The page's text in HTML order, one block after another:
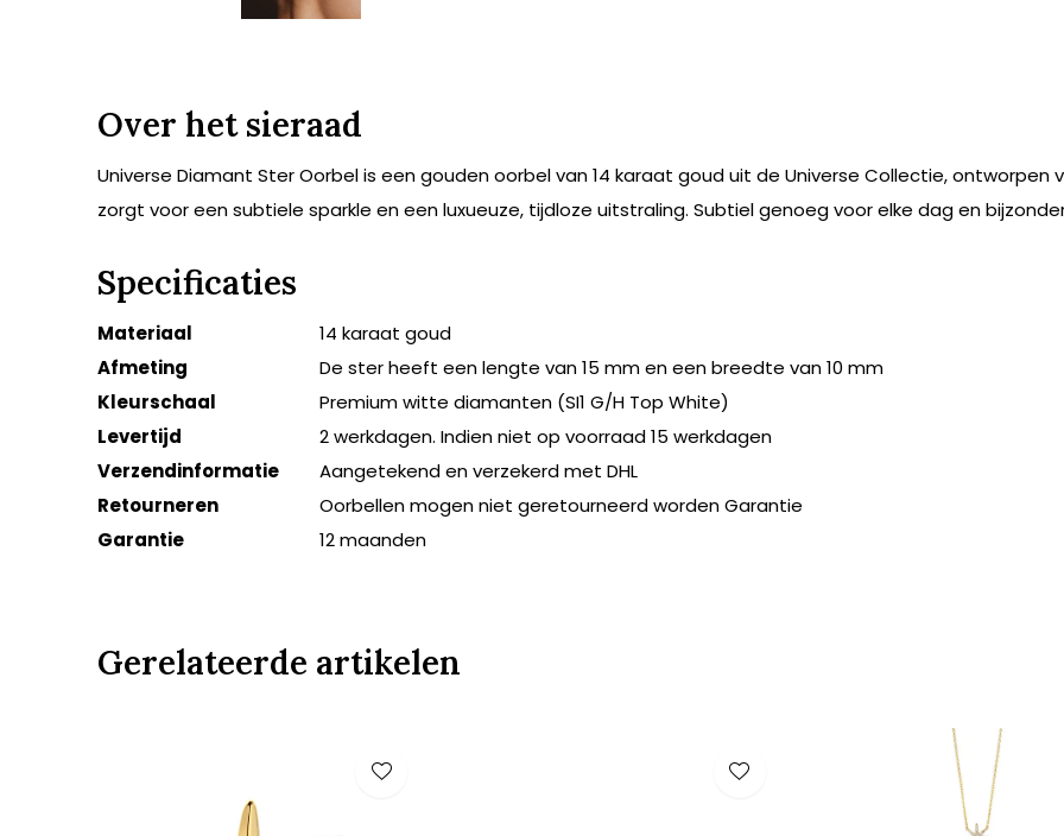
Over het sieraad
Universe Diamant Ster Oorbel is een gouden oorbel van 14 karaat goud uit de Universe Collectie,
zorgt voor een subtiele sparkle en een luxueuze, tijdloze uitstraling. Subtiel genoeg voor elke dag en
Specificaties
Materiaal
14 karaat goud
Afmeting
De ster heeft een lengte van 15 mm en een breedte van 10 mm
Kleurschaal
Premium witte diamanten (SI1 G/H Top White)
Levertijd
2 werkdagen. Indien niet op voorraad 15 werkdagen
Verzendinformatie
Aangetekend en verzekerd met DHL
Retourneren
Oorbellen mogen niet geretourneerd worden Garantie
Garantie
12 maanden
Gerelateerde artikelen